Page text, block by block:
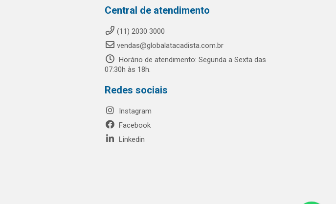
Central de atendimento
(11) 2030 3000
vendas@globalatacadista.com.br
Horário de atendimento: Segunda a Sexta das
07:30h às 18h.
Redes sociais
Instagram
Facebook
Linkedin